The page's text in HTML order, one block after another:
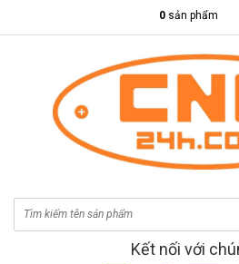
0 sản phẩm
Kết nối với